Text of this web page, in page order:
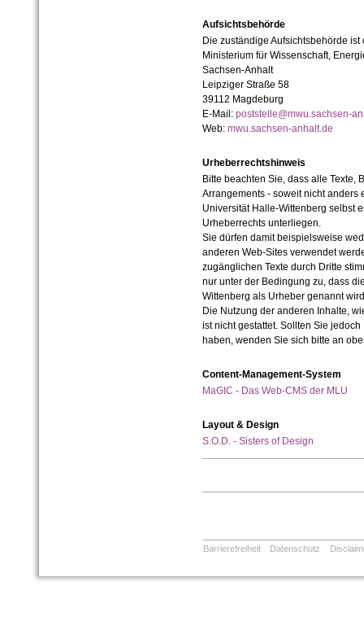
Aufsichtsbehörde
Die zuständige Aufsichtsbehörde ist
Ministerium für Wissenschaft,
Sachsen-Anhalt
Leipziger Straße 58
39112 Magdeburg
E-Mail: poststelle@mwu.sachsen-
Web: mwu.sachsen-anhalt.de
Urheberrechtshinweis
Bitte beachten Sie, dass alle Texte,
Arrangements - soweit nicht anders
Universität Halle-Wittenberg selbst
Urheberrechts unterliegen.
Sie dürfen damit beispielsweise
anderen Web-Sites verwendet
zugänglichen Texte durch Dritte
nur unter der Bedingung zu, dass
Wittenberg als Urheber genannt
Die Nutzung der anderen Inhalte,
ist nicht gestattet. Sollten Sie
haben, wenden Sie sich bitte an
Content-Management-System
MaGIC - Das Web-CMS der MLU
Layout & Design
S.O.D. - Sisters of Design
Barrierefreiheit Datenschutz